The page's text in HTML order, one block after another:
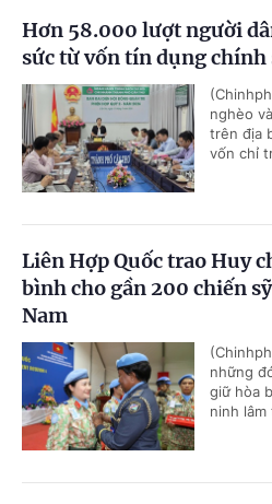
Hơn 58.000 lượt người
sức từ vốn tín dụng chính
nghèo
trên địa
vốn chỉ
Liên Hợp Quốc trao Huy
bình cho gần 200 chiến
Nam
những
giữ hòa
ninh